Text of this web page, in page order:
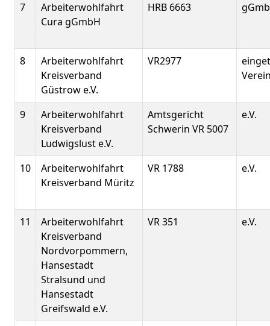
7
Arbeiterwohlfahrt
Cura gGmbH
HRB 6663
8
Arbeiterwohlfahrt
Kreisverband
Güstrow e.V.
VR2977
9
Arbeiterwohlfahrt
Kreisverband
Ludwigslust e.V.
Amtsgericht
Schwerin VR 5007
e.V.
10
Arbeiterwohlfahrt
Kreisverband Müritz
VR 1788 e.V.
11
Arbeiterwohlfahrt
Kreisverband
Nordvorpommern,
Hansestadt
Stralsund und
Hansestadt
Greifswald e.V.
VR 351 e.V.